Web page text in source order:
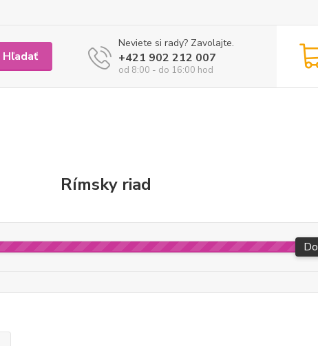
Hľadať
Neviete si rady? Zavolajte.
+421 902 212 007
od 8:00 - do 16:00 hod
Rímsky riad
Do